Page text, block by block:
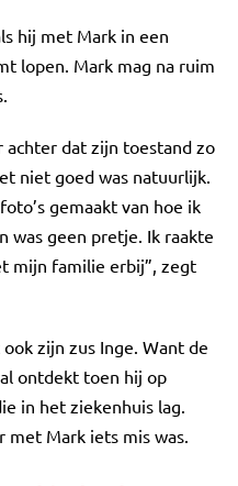
hij met Mark in een
lopen. Mark mag na ruim
achter dat zijn toestand zo
niet goed was natuurlijk.
gemaakt van hoe ik
was geen pretje. Ik raakte
mijn familie erbij”, zegt
zijn zus Inge. Want de
ontdekt toen hij op
in het ziekenhuis lag.
met Mark iets mis was.